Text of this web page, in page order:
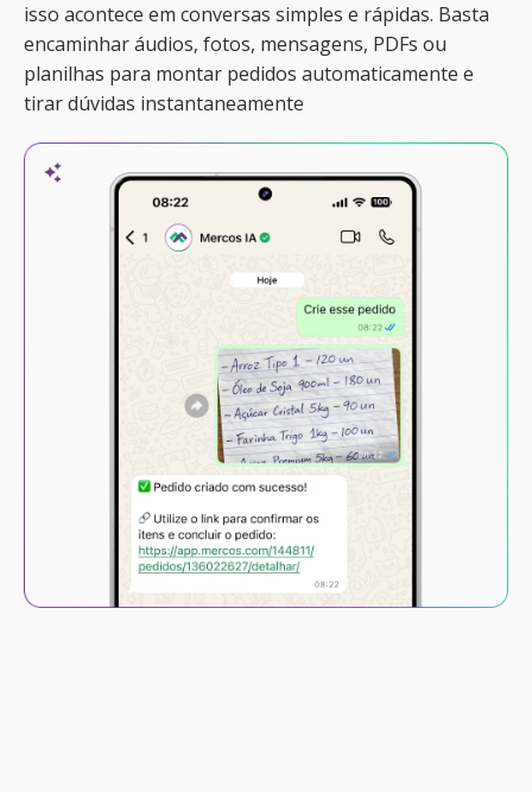
isso acontece em conversas simples e rápidas. Basta
encaminhar áudios, fotos, mensagens, PDFs ou
planilhas para montar pedidos automaticamente e
tirar dúvidas instantaneamente